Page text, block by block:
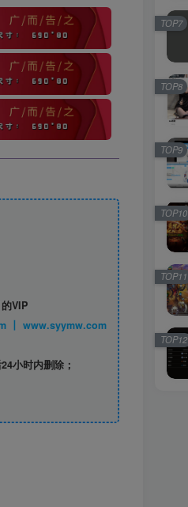
VIP
www.dsary.com 丨 www.syymw.com
小时内删除；
TOP7
TOP8
TOP9
TOP10
TOP11
TOP12